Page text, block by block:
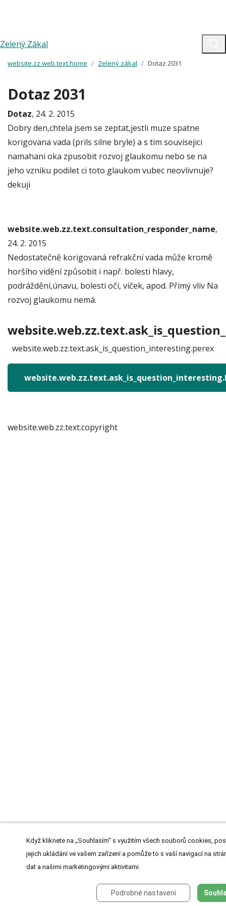
Zelený Zákal
website.zz.web.text.home Zelený zákal Dotaz 2031
Dotaz 2031
Dotaz, 24. 2. 2015
Dobry den,chtela jsem se zeptat,jestli muze spatne
korigovana vada (prils silne bryle) a s tim souvisejici
namahani oka zpusobit rozvoj glaukomu nebo se na
jeho vzniku podilet ci toto glaukom vubec neovlivnuje?
dekuji
website.web.zz.text.consultation_responder_name,
24. 2. 2015
Nedostatečně korigovaná refrakční vada může kromě
horšího vidění způsobit i např. bolesti hlavy,
podráždění,únavu, bolesti očí, víček, apod. Přímý vliv Na
rozvoj glaukomu nemá.
website.web.zz.text.ask_is_question_interesting.perex
website.web.zz.text.copyright
Když kliknete na „Souhlasím“ s využitím všech souborů cookies,
jejich ukládání ve vašem zařízení a pomůže to s vaší navigací na
dat a našimi marketingovými aktivitami.
Podrobné nastavení